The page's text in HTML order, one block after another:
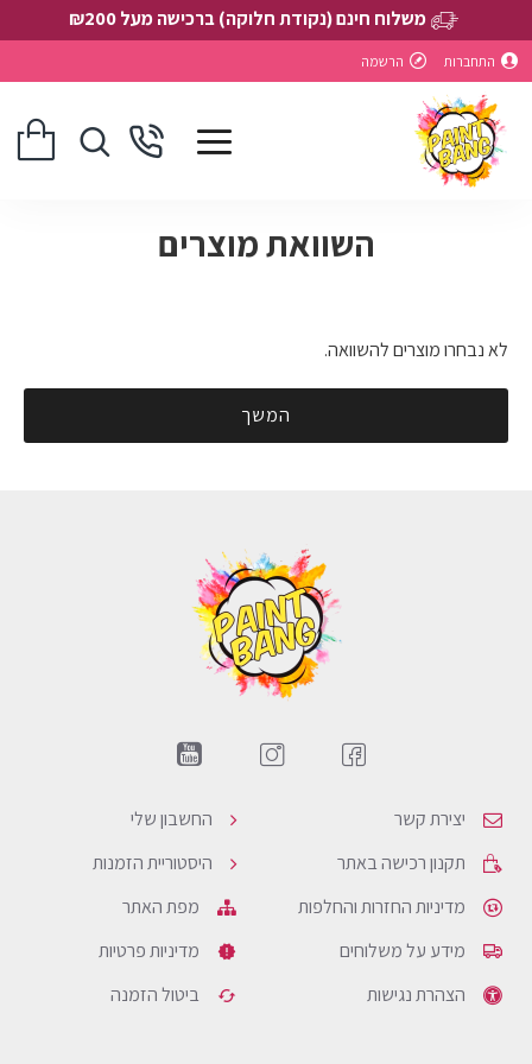
משלוח חינם (נקודת חלוקה) ברכישה מעל ₪200
התחברות הרשמה
השוואת מוצרים
לא נבחרו מוצרים להשוואה.
המשך
יצירת קשר
תקנון רכישה באתר
מדיניות החזרות והחלפות
מידע על משלוחים
הצהרת נגישות
החשבון שלי
היסטוריית הזמנות
מפת האתר
מדיניות פרטיות
ביטול הזמנה